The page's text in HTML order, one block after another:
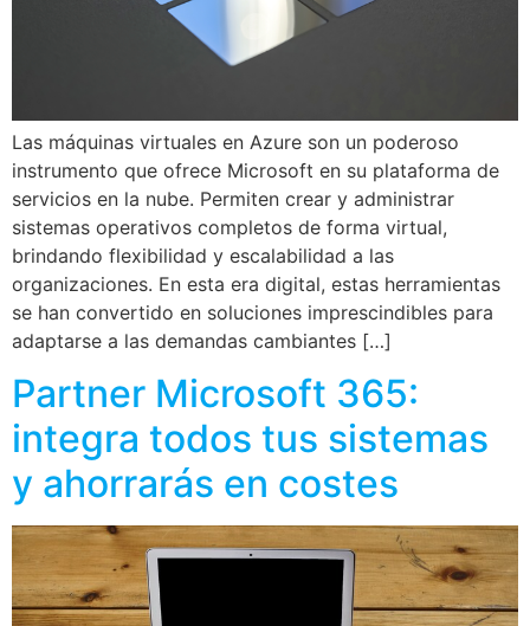
Las máquinas virtuales en Azure son un poderoso
instrumento que ofrece Microsoft en su plataforma de
servicios en la nube. Permiten crear y administrar
sistemas operativos completos de forma virtual,
brindando flexibilidad y escalabilidad a las
organizaciones. En esta era digital, estas herramientas
se han convertido en soluciones imprescindibles para
adaptarse a las demandas cambiantes […]
Partner Microsoft 365:
integra todos tus sistemas
y ahorrarás en costes